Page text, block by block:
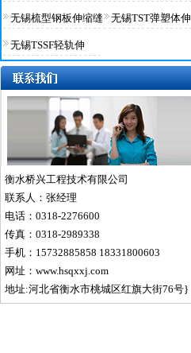
无锡梳型钢板伸缩缝 无锡TST弹塑体伸
无锡TSSF轻轨伸
衡水桥兴工程技术有限公司
联系人：张经理
电话：0318-2276600
传真：0318-2989338
手机：15732885858 18331800603
网址：www.hsqxxj.com
地址:河北省衡水市桃城区红旗大街76号}